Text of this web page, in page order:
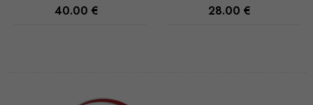
28.00 €
1,000.00